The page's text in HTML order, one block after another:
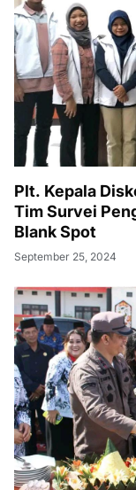
Plt. Kepala
Tim Survei
Blank Spot
September 25, 2024